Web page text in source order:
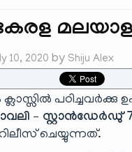
കേരള
10, 2020 by Shiju Alex
ക്ലാസ്സിൽ
– സ്റ്റാൻഡേർഡു് 7
ചെയ്യുന്നത്.